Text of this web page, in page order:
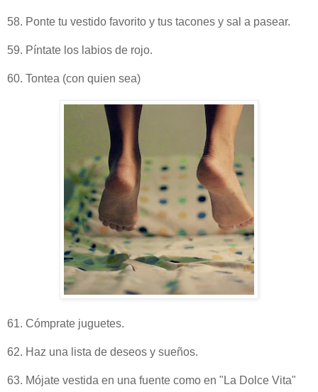
58. Ponte tu vestido favorito y tus tacones y sal a pasear.
59. Píntate los labios de rojo.
60. Tontea (con quien sea)
61. Cómprate juguetes.
62. Haz una lista de deseos y sueños.
63. Mójate vestida en una fuente como en "La Dolce Vita"